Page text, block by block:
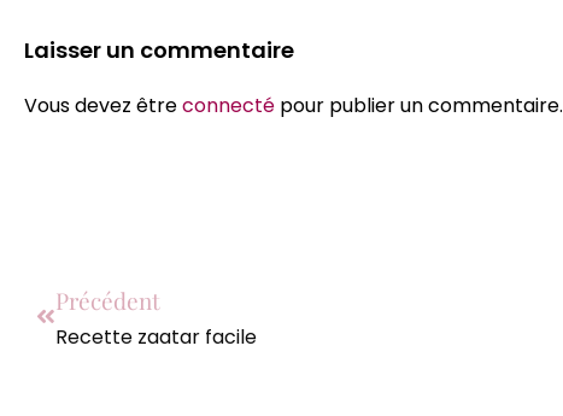
Laisser un commentaire
Vous devez êtreconnecté pour publier un commentaire.
Précédent
Recette zaatar facile